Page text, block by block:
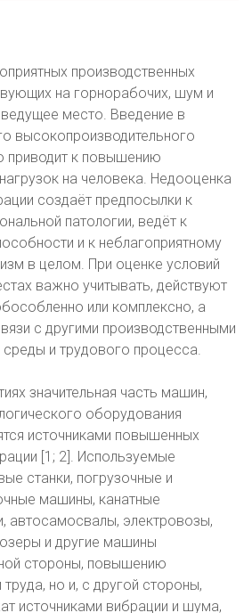
производственных
на горнорабочих, шум и
место. Введение в
высокопроизводительного
приводит к повышению
на человека. Недооценка
создаёт предпосылки к
патологии, ведёт к
и к неблагоприятному
в целом. При оценке условий
важно учитывать, действуют
или комплексно, а
с другими производственными
и трудового процесса.
значительная часть машин,
оборудования
источниками повышенных
[1; 2]. Используемые
станки, погрузочные и
машины, канатные
автосамосвалы, электровозы,
и другие машины
стороны, повышению
труда, но и, с другой стороны,
источниками вибрации и шума,